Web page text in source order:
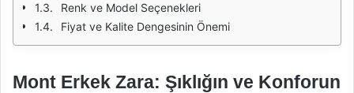
Renk ve Model Seçenekleri
Fiyat ve Kalite Dengesinin Önemi
Mont Erkek Zara: Şıklığın ve Konforun